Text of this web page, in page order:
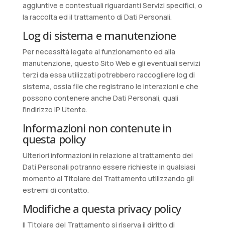
aggiuntive e contestuali riguardanti Servizi specifici, o
la raccolta ed il trattamento di Dati Personali.
Log di sistema e manutenzione
Per necessità legate al funzionamento ed alla
manutenzione, questo Sito Web e gli eventuali servizi
terzi da essa utilizzati potrebbero raccogliere log di
sistema, ossia file che registrano le interazioni e che
possono contenere anche Dati Personali, quali
l’indirizzo IP Utente.
Informazioni non contenute in
questa policy
Ulteriori informazioni in relazione al trattamento dei
Dati Personali potranno essere richieste in qualsiasi
momento al Titolare del Trattamento utilizzando gli
estremi di contatto.
Modifiche a questa privacy policy
Il Titolare del Trattamento si riserva il diritto di